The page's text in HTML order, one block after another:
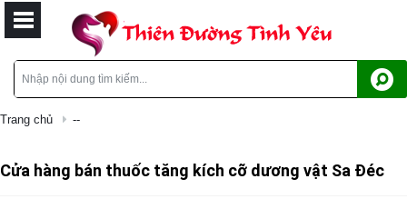
Trang chủ --
Cửa hàng bán thuốc tăng kích cỡ dương vật Sa Đéc